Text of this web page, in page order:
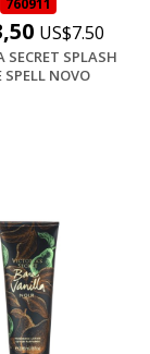
760911
US$7.50
SECRET SPLASH
SPELL NOVO